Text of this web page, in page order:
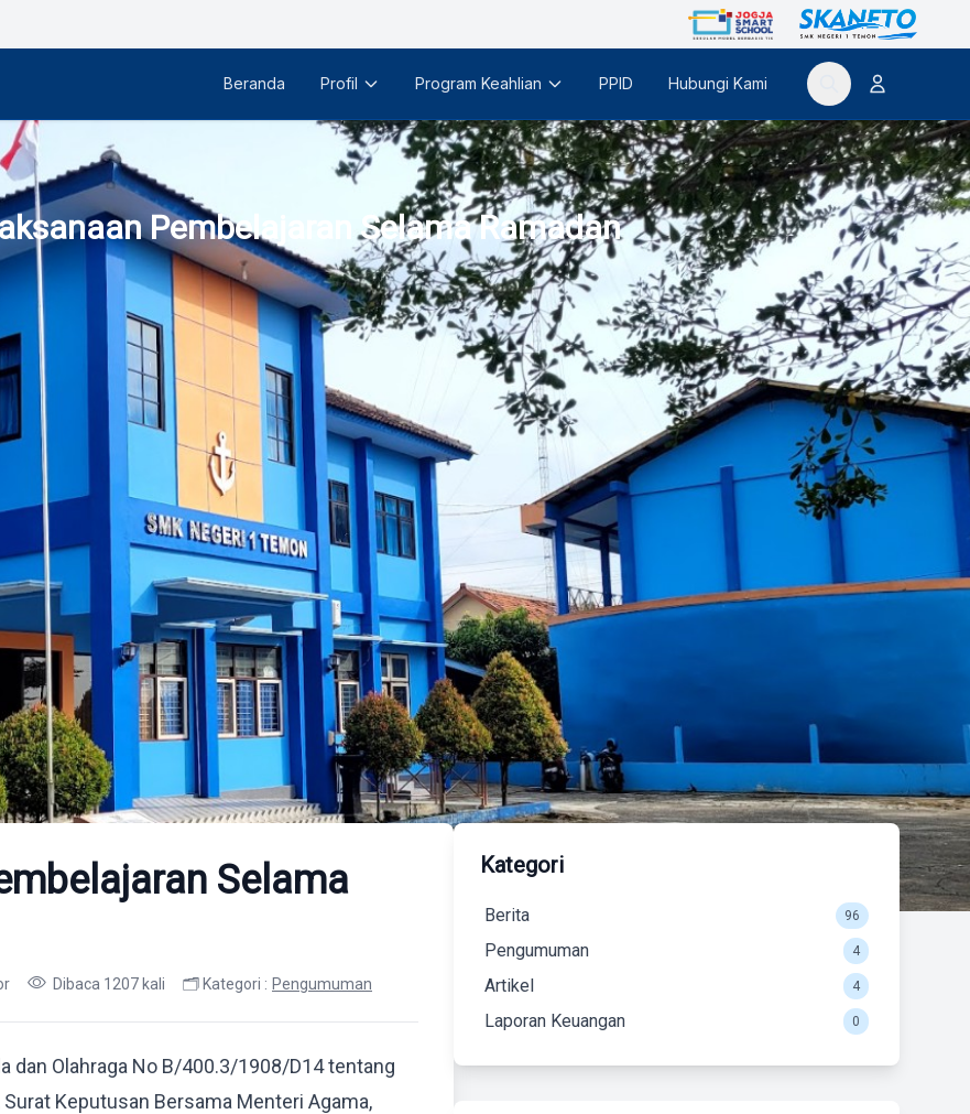
Beranda Profil Program Keahlian PPID Hubungi Kami
Pembelajaran Selama Ramadan
Selama
Dibaca 1207 kali 🗂️ Kategori : Pengumuman
dan Olahraga No B/400.3/1908/D14 tentang
Keputusan Bersama Menteri Agama,
Kategori
Berita 96
Pengumuman 4
Artikel 4
Laporan Keuangan 0